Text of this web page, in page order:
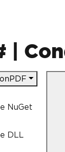
NuGet
DLL